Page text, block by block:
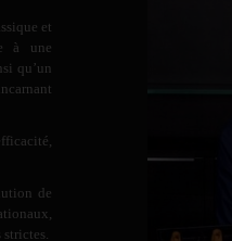
et
à une
qu’un
de